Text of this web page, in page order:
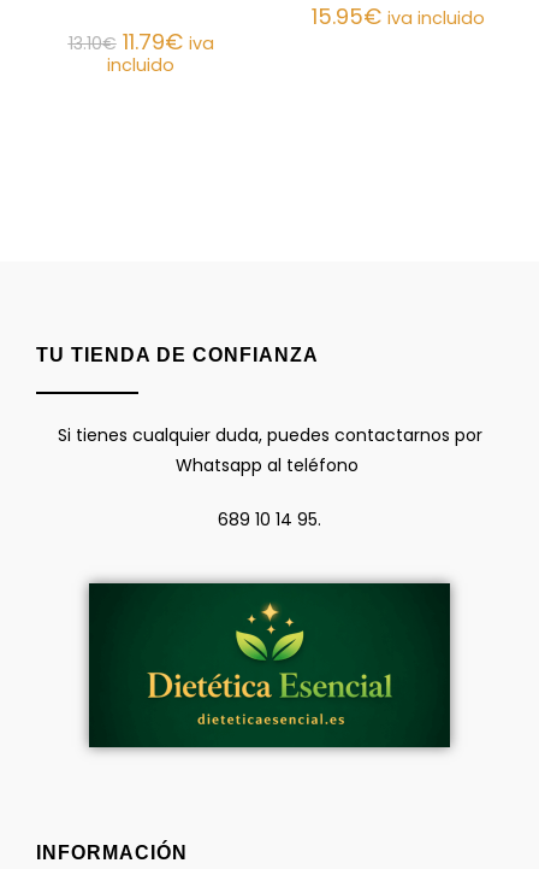
13.10€ 11.79€ iva
incluido
15.95€ iva incluido
TU TIENDA DE CONFIANZA
Si tienes cualquier duda, puedes contactarnos por
Whatsapp al teléfono
689 10 14 95.
INFORMACIÓN